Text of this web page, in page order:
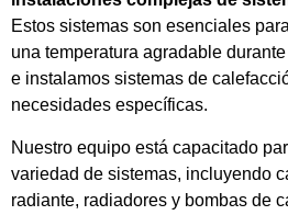
Estos sistemas son esenciales
una temperatura agradable
e instalamos sistemas de
necesidades específicas.
Nuestro equipo está capacitado
variedad de sistemas, incluyendo
radiante, radiadores y bombas de